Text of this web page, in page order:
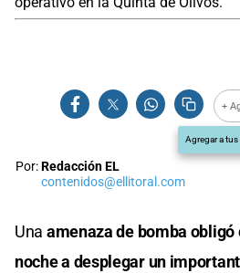
+
Agregar a
Por:Redacción EL
contenidos@ellitoral.com
Una amenaza de bomba obligó
noche a desplegar un